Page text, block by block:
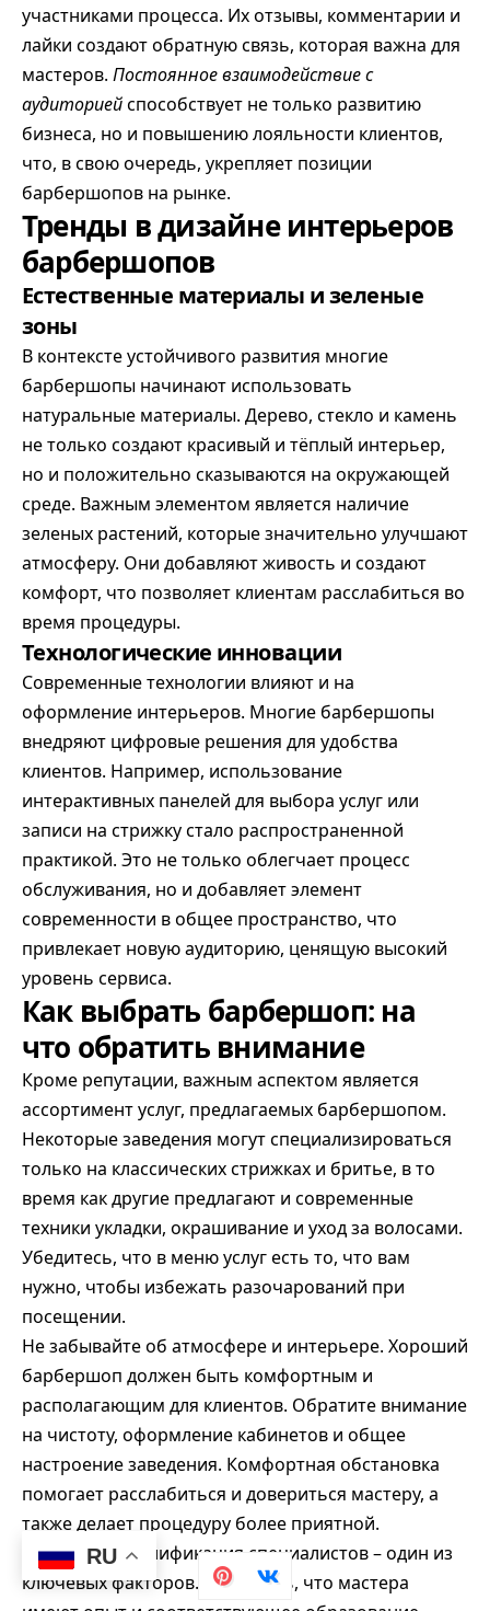
участниками процесса. Их отзывы, комментарии и
лайки создают обратную связь, которая важна для
мастеров. Постоянное взаимодействие с
аудиториейспособствует не только развитию
бизнеса, но и повышению лояльности клиентов,
что, в свою очередь, укрепляет позиции
барбершопов на рынке.
Тренды в дизайне интерьеров
барбершопов
Естественные материалы и зеленые
зоны
В контексте устойчивого развития многие
барбершопы начинают использовать
натуральные материалы. Дерево, стекло и камень
не только создают красивый и тёплый интерьер,
но и положительно сказываются на окружающей
среде. Важным элементом является наличие
зеленых растений, которые значительно улучшают
атмосферу. Они добавляют живость и создают
комфорт, что позволяет клиентам расслабиться во
время процедуры.
Технологические инновации
Современные технологии влияют и на
оформление интерьеров. Многие барбершопы
внедряют цифровые решения для удобства
клиентов. Например, использование
интерактивных панелей для выбора услуг или
записи на стрижку стало распространенной
практикой. Это не только облегчает процесс
обслуживания, но и добавляет элемент
современности в общее пространство, что
привлекает новую аудиторию, ценящую высокий
уровень сервиса.
Как выбрать барбершоп: на
что обратить внимание
Кроме репутации, важным аспектом является
ассортимент услуг, предлагаемых барбершопом.
Некоторые заведения могут специализироваться
только на классических стрижках и бритье, в то
время как другие предлагают и современные
техники укладки, окрашивание и уход за волосами.
Убедитесь, что в меню услуг есть то, что вам
нужно, чтобы избежать разочарований при
посещении.
Не забывайте об атмосфере и интерьере. Хороший
барбершоп должен быть комфортным и
располагающим для клиентов. Обратите внимание
на чистоту, оформление кабинетов и общее
настроение заведения. Комфортная обстановка
помогает расслабиться и довериться мастеру, а
также делает процедуру более приятной.
И наконец, квалификация специалистов – один из
ключевых факторов. Убедитесь, что мастера
RU